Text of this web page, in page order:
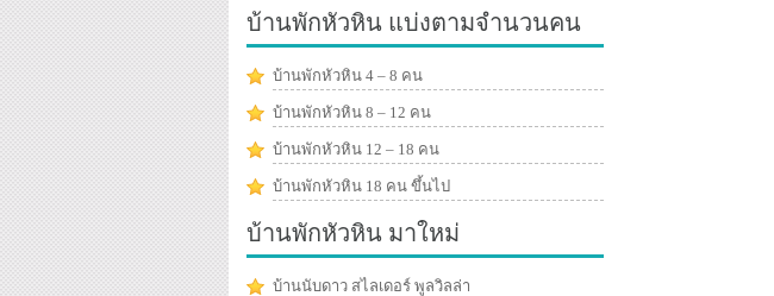
บ้านพักหัวหิน แบ่งตามจำนวนคน
บ้านพักหัวหิน 4 – 8 คน
บ้านพักหัวหิน 8 – 12 คน
บ้านพักหัวหิน 12 – 18 คน
บ้านพักหัวหิน 18 คน ขึ้นไป
บ้านพักหัวหิน มาใหม่
บ้านนับดาว สไลเดอร์ พูลวิลล่า